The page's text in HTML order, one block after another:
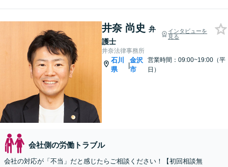
井奈 尚史 弁
護士
インタビューを
見る
井奈法律事務所
石川
県
|
金沢
市
営業時間：09:00~19:00（平
日）
会社側の労働トラブル
会社の対応が「不当」だと感じたらご相談ください！【初回相談無